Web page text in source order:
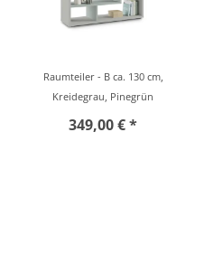
Raumteiler - B ca. 130 cm,
Kreidegrau, Pinegrün
349,00 € *